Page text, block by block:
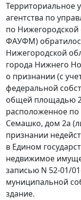
Территориальное
агентства по
по Нижегородской
ФАУФМ)
Нижегородской
города Нижнего
о признании (с
федеральной
общей площадью
расположенное
Семашко, дом 2а
признании
в Едином
недвижимое
записью N 52-01/
муниципальной
здание.